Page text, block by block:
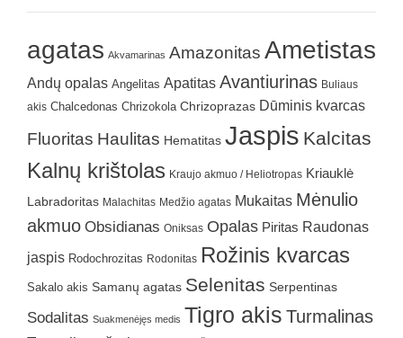
agatas Akvamarinas Amazonitas Ametistas
Andų opalas Angelitas Apatitas Avantiurinas Buliaus
akis Chalcedonas Chrizokola Chrizoprazas Dūminis kvarcas
Fluoritas Haulitas Hematitas Jaspis Kalcitas
Kalnų krištolas Kraujo akmuo / Heliotropas Kriauklė
Labradoritas Malachitas Medžio agatas Mukaitas Mėnulio
akmuo Obsidianas Oniksas Opalas Piritas Raudonas
jaspis Rodochrozitas Rodonitas Rožinis kvarcas
Sakalo akis Samanų agatas Selenitas Serpentinas
Sodalitas Suakmenėjęs medis Tigro akis Turmalinas